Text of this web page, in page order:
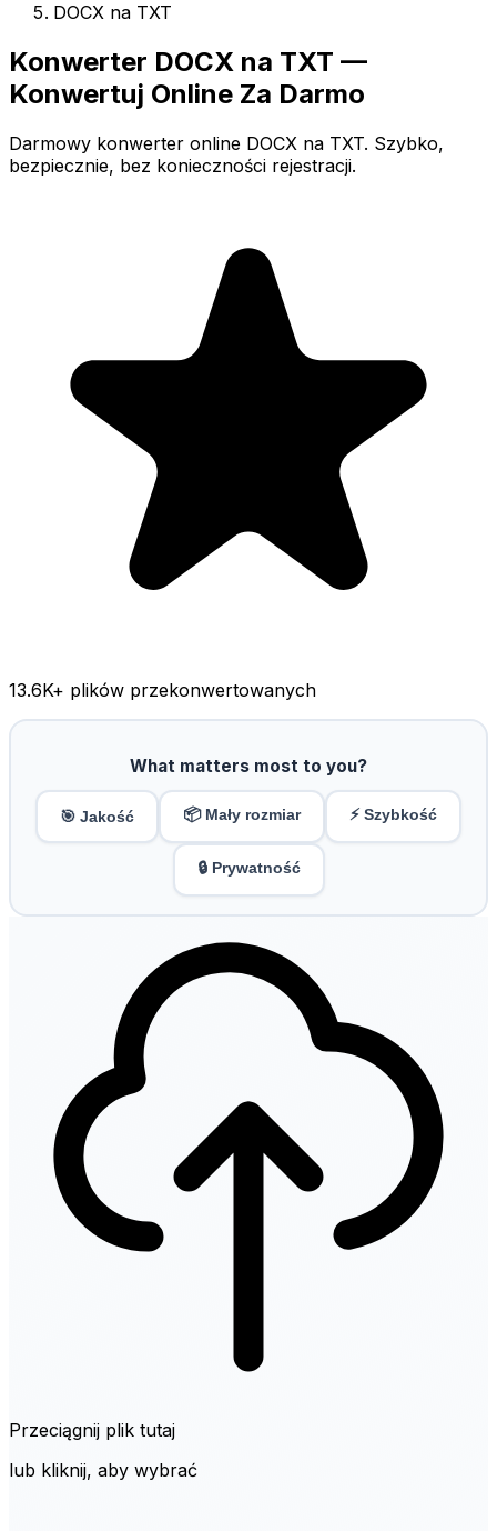
DOCX na TXT
Konwerter DOCX na TXT —
Konwertuj Online Za Darmo
Darmowy konwerter online DOCX na TXT. Szybko,
bezpiecznie, bez konieczności rejestracji.
13.6K+ plików przekonwertowanych
What matters most to you?
🎯 Jakość 📦 Mały rozmiar ⚡ Szybkość
🔒 Prywatność
Przeciągnij plik tutaj
lub kliknij, aby wybrać